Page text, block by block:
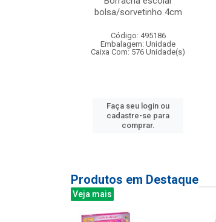
bolsa/sorvetinho 4cm
Código: 495186
Embalagem: Unidade
Caixa Com: 576 Unidade(s)
Faça seu login ou
cadastre-se para
comprar.
Produtos em Destaque
Veja mais